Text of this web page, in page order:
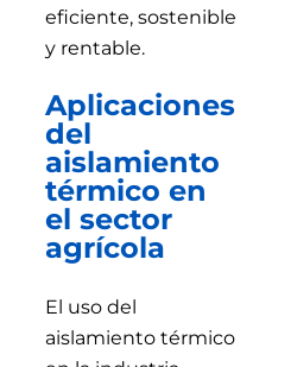
eficiente, sostenible
y rentable.
Aplicaciones
del
aislamiento
térmico en
el sector
agrícola
El uso del
aislamiento térmico